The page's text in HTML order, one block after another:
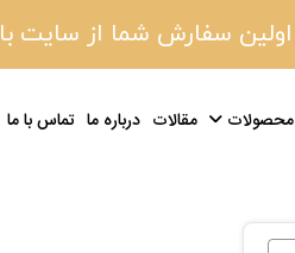
اولین سفارش شما از سایت با 15% تخفیف همراه خواهد بود
محصولات مقالات درباره ما تماس با ما